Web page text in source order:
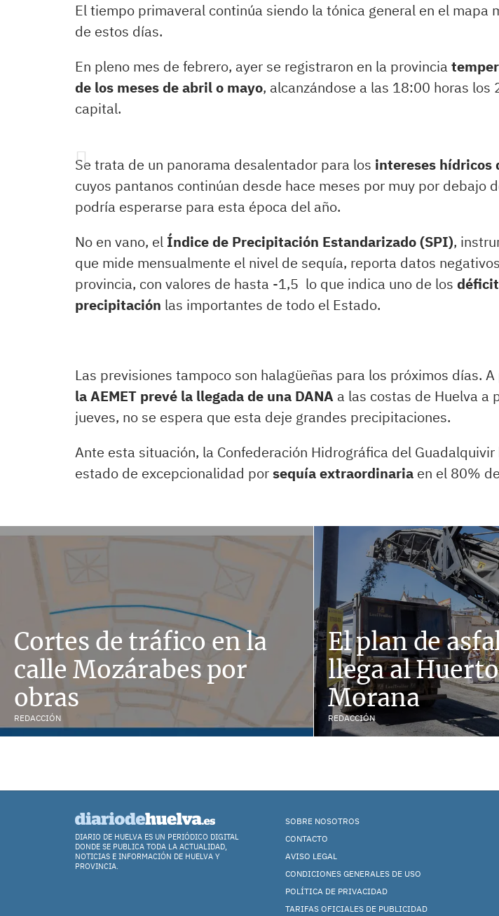
El tiempo primaveral continúa siendo la tónica general en el mapa
de estos días.
En pleno mes de febrero, ayer se registraron en la provincia
de los meses de abril o mayo, alcanzándose a las 18:00 horas los
capital.
Se trata de un panorama desalentador para los intereses hídricos
cuyos pantanos continúan desde hace meses por muy por debajo
podría esperarse para esta época del año.
No en vano, el Índice de Precipitación Estandarizado (SPI),
que mide mensualmente el nivel de sequía, reporta datos
provincia, con valores de hasta -1,5 lo que indica uno de los
precipitación las importantes de todo el Estado.
Las previsiones tampoco son halagüeñas para los próximos días.
la AEMET prevé la llegada de una DANA a las costas de Huelva a
jueves, no se espera que esta deje grandes precipitaciones.
Ante esta situación, la Confederación Hidrográfica del
estado de excepcionalidad porsequía extraordinaria en el 80%
Cortes de tráfico en la
calle Mozárabes por
obras
REDACCIÓN
El plan de
llega al
Morana
REDACCIÓN
DIARIO DE HUELVA ES UN PERIÓDICO DIGITAL
DONDE SE PUBLICA TODA LA ACTUALIDAD,
NOTICIAS E INFORMACIÓN DE HUELVA Y
PROVINCIA.
SOBRE NOSOTROS
CONTACTO
AVISO LEGAL
CONDICIONES GENERALES DE USO
POLÍTICA DE PRIVACIDAD
TARIFAS OFICIALES DE PUBLICIDAD